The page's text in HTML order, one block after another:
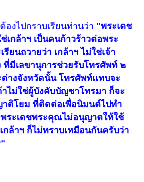
งไปกราบเรียนท่านว่า "พระเดช
กล้าฯ เป็นคนก้าวร้าวต่อพระ
ยนถวายว่า เกล้าฯ ไม่ใช่เจ้า
มีเลขานุการช่วยรับโทรศัพท์ ๒
ต่างจังหวัดนั้น โทรศัพท์แทบจะ
าไม่ใช่ผู้บังคับบัญชาโทรมา ก็จะ
ติโยม ที่ติดต่อเพื่อนิมนต์ไปทำ
ระเดชพระคุณไม่อนุญาตให้ใช้
ล้าฯ ก็ไม่ทราบเหมือนกันครับว่า